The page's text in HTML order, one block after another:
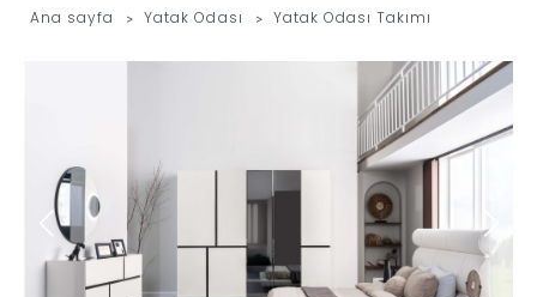
Paketi
Yemek
Odası
Ana sayfa Yatak Odası Yatak Odası Takımı